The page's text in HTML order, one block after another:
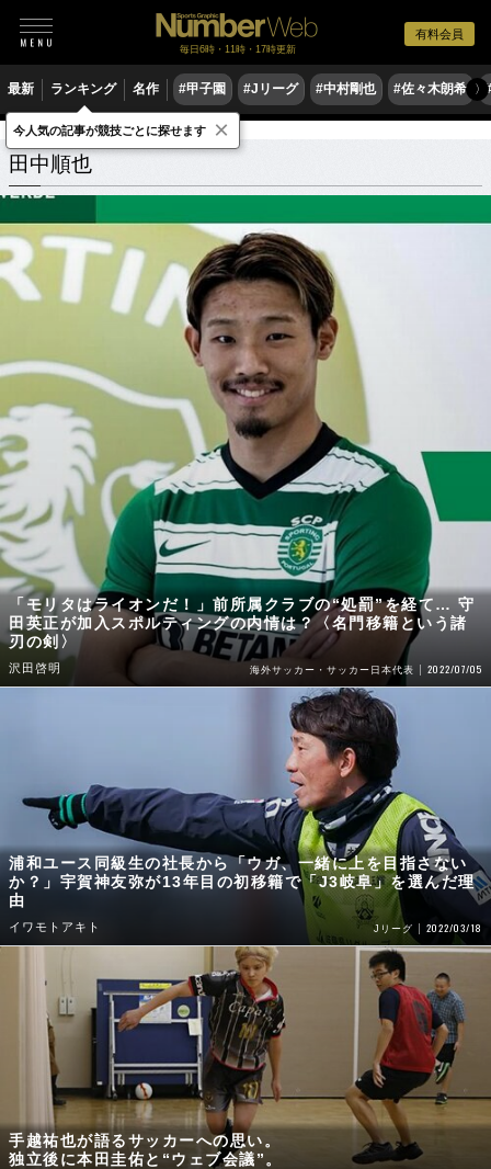
有料会員
毎日6時・11時・17時更新
最新 ランキング 名作 #甲子園 #Jリーグ #中村剛也 #佐々木朗希 〉
田中順也 関連記事
田中順也
「モリタはライオンだ！」前所属クラブの“処罰”を経て… 守
田英正が加入スポルティングの内情は？〈名門移籍という諸
刃の剣〉
沢田啓明 海外サッカー・サッカー日本代表 2022/07/05
浦和ユース同級生の社長から「ウガ、一緒に上を目指さない
か？」宇賀神友弥が13年目の初移籍で「J3岐阜」を選んだ理
由
イワモトアキト Jリーグ 2022/03/18
手越祐也が語るサッカーへの思い。
独立後に本田圭佑と“ウェブ会議”。
今人気の記事が競技ごとに探せます ×